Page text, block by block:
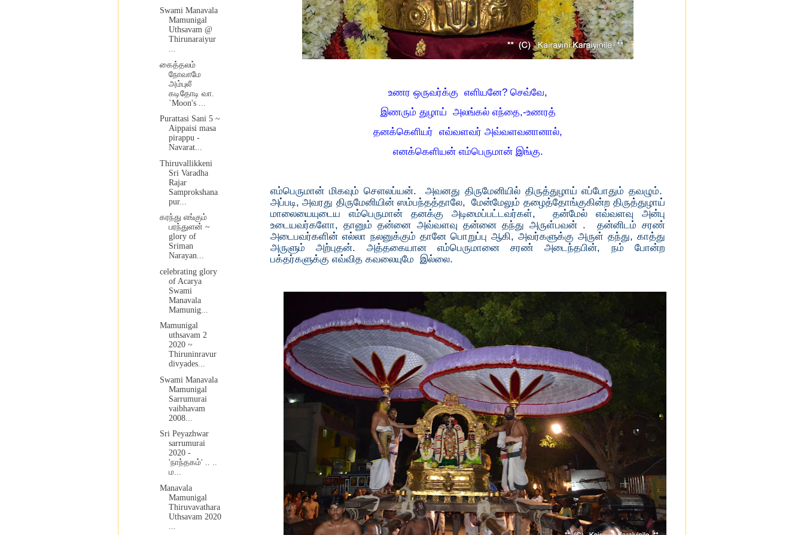
உணர ஒருவர்க்கு எளியனே? செவ்வே,
இணரும் துழாய் அலங்கல் எந்தை,-உணரத்
தனக்கெளியர் எவ்வளவர் அவ்வளவனானால்,
எனக்கெளியன் எம்பெருமான் இங்கு.
எம்பெருமான் மிகவும் சௌலப்யன். அவனது திருமேனியில் திருத்துழாய் எப்போதும் தவழும்.
அப்படி, அவரது திருமேனியின் ஸம்பந்தத்தாலே, மேன்மேலும் தழைத்தோங்குகின்ற திருத்துழாய்
மாலையையுடைய எம்பெருமான் தனக்கு அடிமைப்பட்டவர்கள், தன்மேல் எவ்வளவு அன்பு
உடையவர்களோ, தானும் தன்னை அவ்வளவு தன்னை தந்து அருள்பவன் . தன்னிடம் சரண்
அடைபவர்களின் எல்லா நலனுக்கும் தானே பொறுப்பு ஆகி, அவர்களுக்கு அருள் தந்து, காத்து
அருளும் அற்புதன். அத்தகையான எம்பெருமானை சரண் அடைந்தபின், நம் போன்ற
பக்தர்களுக்கு எவ்வித கவலையுமே இல்லை.
Swami Manavala
Mamunigal
Uthsavam @
Thirunaraiyur
...
கைத்தலம்
நோவாமே
அம்புலீ
கடிதோடி வா.
`Moon's ...
Purattasi Sani 5 ~
Aippaisi masa
pirappu -
Navarat...
Thiruvallikkeni
Sri Varadha
Rajar
Samprokshana
pur...
கரந்து எங்கும்
பரந்துளன் ~
glory of
Sriman
Narayan...
celebrating glory
of Acarya
Swami
Manavala
Mamunig...
Mamunigal
uthsavam 2
2020 ~
Thiruninravur
divyades...
Swami Manavala
Mamunigal
Sarrumurai
vaibhavam
2008...
Sri Peyazhwar
sarrumurai
2020 -
'நாந்தகம்' .. ..
ம...
Manavala
Mamunigal
Thiruvavathara
Uthsavam 2020